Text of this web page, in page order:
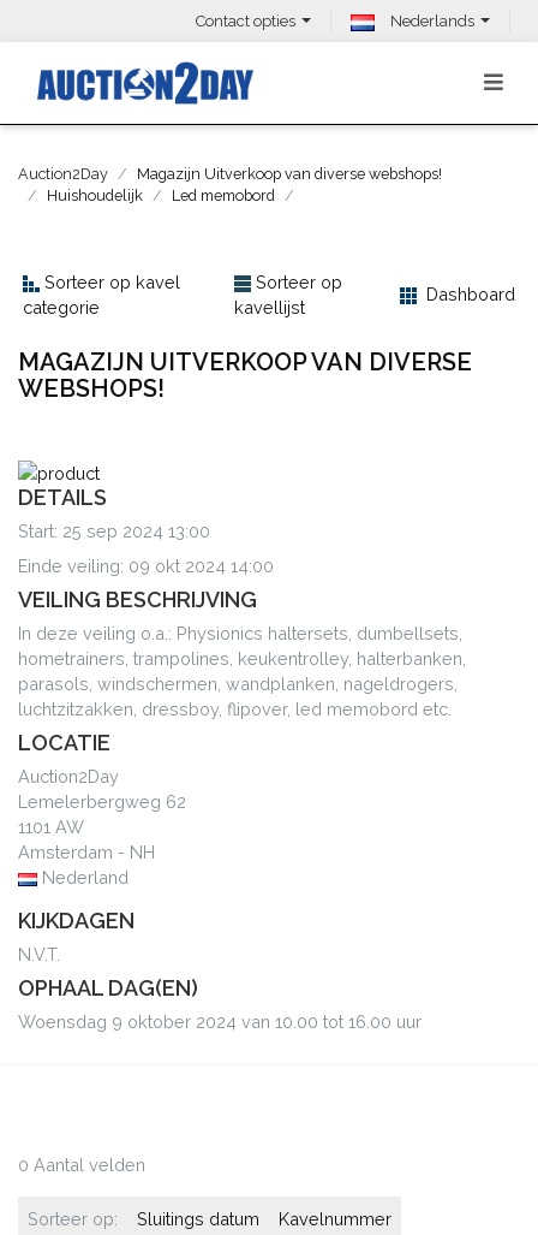
Contact opties Nederlands
Auction2Day
Magazijn Uitverkoop van diverse webshops!
Huishoudelijk
Led memobord
Sorteer op kavel
categorie
Sorteer op
kavellijst
Dashboard
MAGAZIJN UITVERKOOP VAN DIVERSE
WEBSHOPS!
DETAILS
Start: 25 sep 2024 13:00
Einde veiling: 09 okt 2024 14:00
VEILING BESCHRIJVING
In deze veiling o.a.: Physionics haltersets, dumbellsets,
hometrainers, trampolines, keukentrolley, halterbanken,
parasols, windschermen, wandplanken, nageldrogers,
luchtzitzakken, dressboy, flipover, led memobord etc.
LOCATIE
Auction2Day
Lemelerbergweg 62
1101 AW
Amsterdam - NH
Nederland
KIJKDAGEN
N.V.T.
OPHAAL DAG(EN)
Woensdag 9 oktober 2024 van 10.00 tot 16.00 uur
0 Aantal velden
Sorteer op: Sluitings datum Kavelnummer